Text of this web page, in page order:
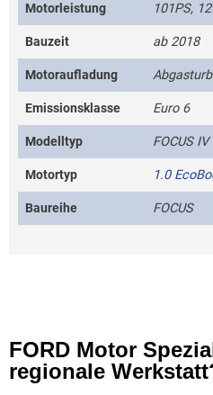
Motorleistung 101PS,
Bauzeit ab 2018
Motoraufladung
Emissionsklasse Euro 6
Modelltyp FOCUS IV
Motortyp 1.0
Baureihe FOCUS
FORD Motor
regionale